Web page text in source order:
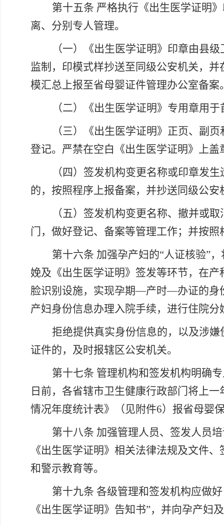
第十五条 严格执行《出生医学证明
离、分别专人管理。
（一）《出生医学证明》印章由县
监制，印模式样抄送至同级公安机关，
模汇总上报至省母婴证件管理办公室备案
（二）《出生医学证明》专用章用
（三）《出生医学证明》正页、副
登记。严禁在空白《出生医学证明》上盖
（四）签发机构变更名称或印章发
的，按照程序上报备案，并抄送同级公安
（五）签发机构变更名称、撤并或
门，做好登记、备案等管理工作；并按
第十六条 加强孕产妇的“人证核验”
娩及《出生医学证明》签发等环节，在
脸识别设施，实现孕期—产时—办证的身
产妇身份信息办理入院手续，进行住院分
拒绝提供真实身份信息的，以及涉
证件的，及时报辖区公安机关。
第十七条 管理机构和签发机构明确
日前，各省辖市卫生健康行政部门将上
情况年度统计表》（见附件6）报省母婴
第十八条 加强管理人员、签发人员
《出生医学证明》相关法律法规及文件
和警示教育等。
第十九条 各级管理和签发机构应做
《出生医学证明》告知书”，并向孕产妇